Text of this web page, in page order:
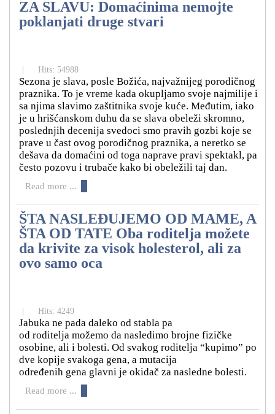
ZA SLAVU: Domaćinima nemojte
poklanjati druge stvari
| Hits: 54988
Sezona je slava, posle Božića, najvažnijeg porodičnog
praznika. To je vreme kada okupljamo svoje najmilije i
sa njima slavimo zaštitnika svoje kuće. Međutim, iako
je u hrišćanskom duhu da se slava obeleži skromno,
poslednjih decenija svedoci smo pravih gozbi koje se
prave u čast ovog porodičnog praznika, a neretko se
dešava da domaćini od toga naprave pravi spektakl, pa
često pozovu i trubače kako bi obeležili taj dan.
Read more ...
ŠTA NASLEĐUJEMO OD MAME, A
ŠTA OD TATE Oba roditelja možete
da krivite za visok holesterol, ali za
ovo samo oca
| Hits: 4249
Jabuka ne pada daleko od stabla pa
od roditelja možemo da nasledimo brojne fizičke
osobine, ali i bolesti. Od svakog roditelja “kupimo” po
dve kopije svakoga gena, a mutacija
određenih gena glavni je okidač za nasledne bolesti.
Read more ...